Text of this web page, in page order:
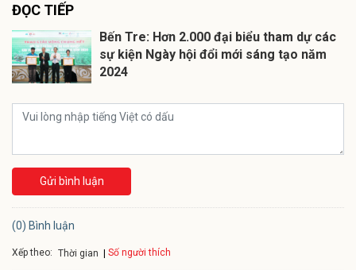
ĐỌC TIẾP
Bến Tre: Hơn 2.000 đại biểu tham dự các
sự kiện Ngày hội đổi mới sáng tạo năm
2024
Gửi bình luận
(0) Bình luận
Xếp theo: Thời gian Số người thích